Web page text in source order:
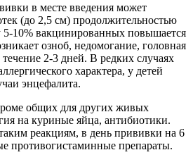
в месте введения может
(до 2,5 см) продолжительностью
5-10% вакцинированных повышается
озноб, недомогание, головная
течение 2-3 дней. В редких случаях
характера, у детей
энцефалита.
общих для других живых
на куриные яйца, антибиотики.
реакциям, в день прививки на 6
противогистаминные препараты.